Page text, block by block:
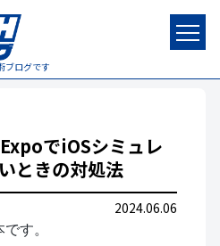
ブログです
でiOSシミュレ
ときの対処法
2024.06.06
す。